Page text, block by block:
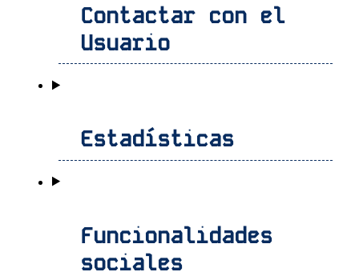
Contactar con el
Usuario
Estadísticas
Funcionalidades
sociales